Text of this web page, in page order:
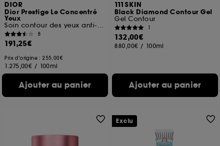
DIOR
Dior Prestige Le Concentré
Yeux
Soin contour des yeux anti-âge
8
191,25€
Prix d'origine : 255,00€
1.275,00€ / 100ml
Ajouter au panier
111SKIN
Black Diamond Contour Gel
Gel Contour
1
132,00€
880,00€ / 100ml
Ajouter au panier
Exclu